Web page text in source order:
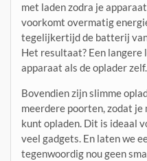
met laden zodra je
voorkomt overmatig
tegelijkertijd de batterij
Het resultaat? Een langere
apparaat als de oplader zelf.
Bovendien zijn slimme
meerdere poorten, zodat
kunt opladen. Dit is ideaal
veel gadgets. En laten we
tegenwoordig nou geen